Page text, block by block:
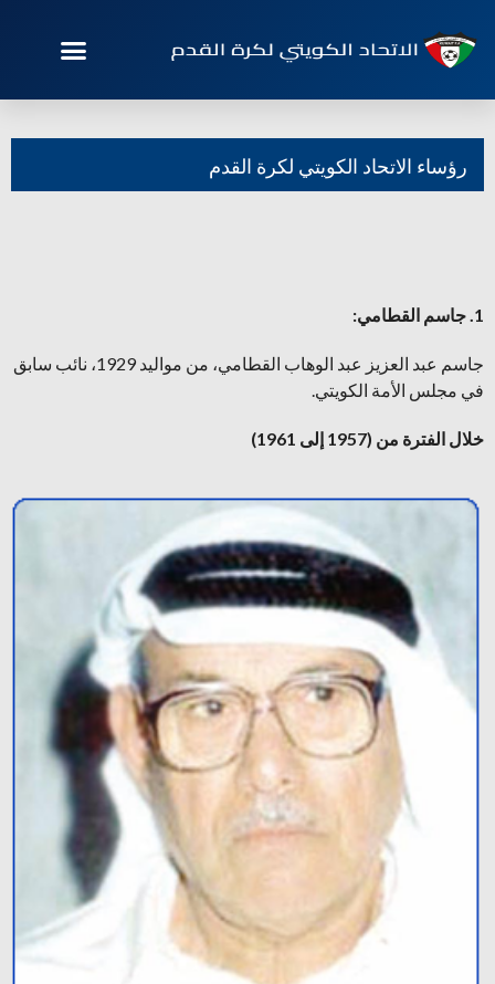
رؤساء الاتحاد الكويتي لكرة القدم
1. جاسم القطامي:
جاسم عبد العزيز عبد الوهاب القطامي، من مواليد 1929، نائب سابق
في مجلس الأمة الكويتي.
خلال الفترة من (1957 إلى 1961)